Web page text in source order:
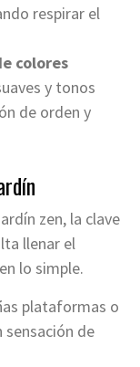
respirar el
colores
y tonos
de orden y
zen, la clave
llenar el
lo simple.
plataformas o
de